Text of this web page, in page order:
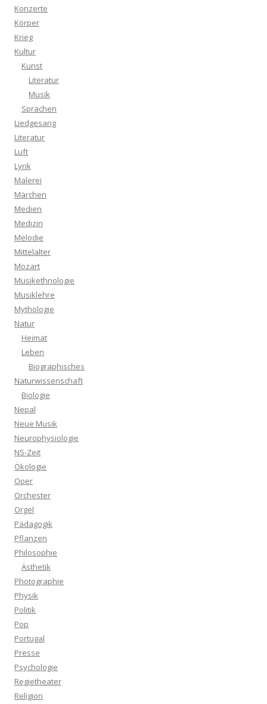
Konzerte
Körper
Krieg
Kultur
Kunst
Literatur
Musik
Sprachen
Liedgesang
Literatur
Luft
Lyrik
Malerei
Märchen
Medien
Medizin
Melodie
Mittelalter
Mozart
Musikethnologie
Musiklehre
Mythologie
Natur
Heimat
Leben
Biographisches
Naturwissenschaft
Biologie
Nepal
Neue Musik
Neurophysiologie
NS-Zeit
Ökologie
Oper
Orchester
Orgel
Pädagogik
Pflanzen
Philosophie
Ästhetik
Photographie
Physik
Politik
Pop
Portugal
Presse
Psychologie
Regietheater
Religion